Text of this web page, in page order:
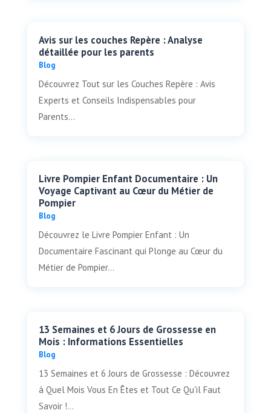
Avis sur les couches Repère : Analyse
détaillée pour les parents
Blog
Découvrez Tout sur les Couches Repère : Avis
Experts et Conseils Indispensables pour
Parents...
Livre Pompier Enfant Documentaire : Un
Voyage Captivant au Cœur du Métier de
Pompier
Blog
Découvrez le Livre Pompier Enfant : Un
Documentaire Fascinant qui Plonge au Cœur du
Métier de Pompier...
13 Semaines et 6 Jours de Grossesse en
Mois : Informations Essentielles
Blog
13 Semaines et 6 Jours de Grossesse : Découvrez
à Quel Mois Vous En Êtes et Tout Ce Qu'il Faut
Savoir !...